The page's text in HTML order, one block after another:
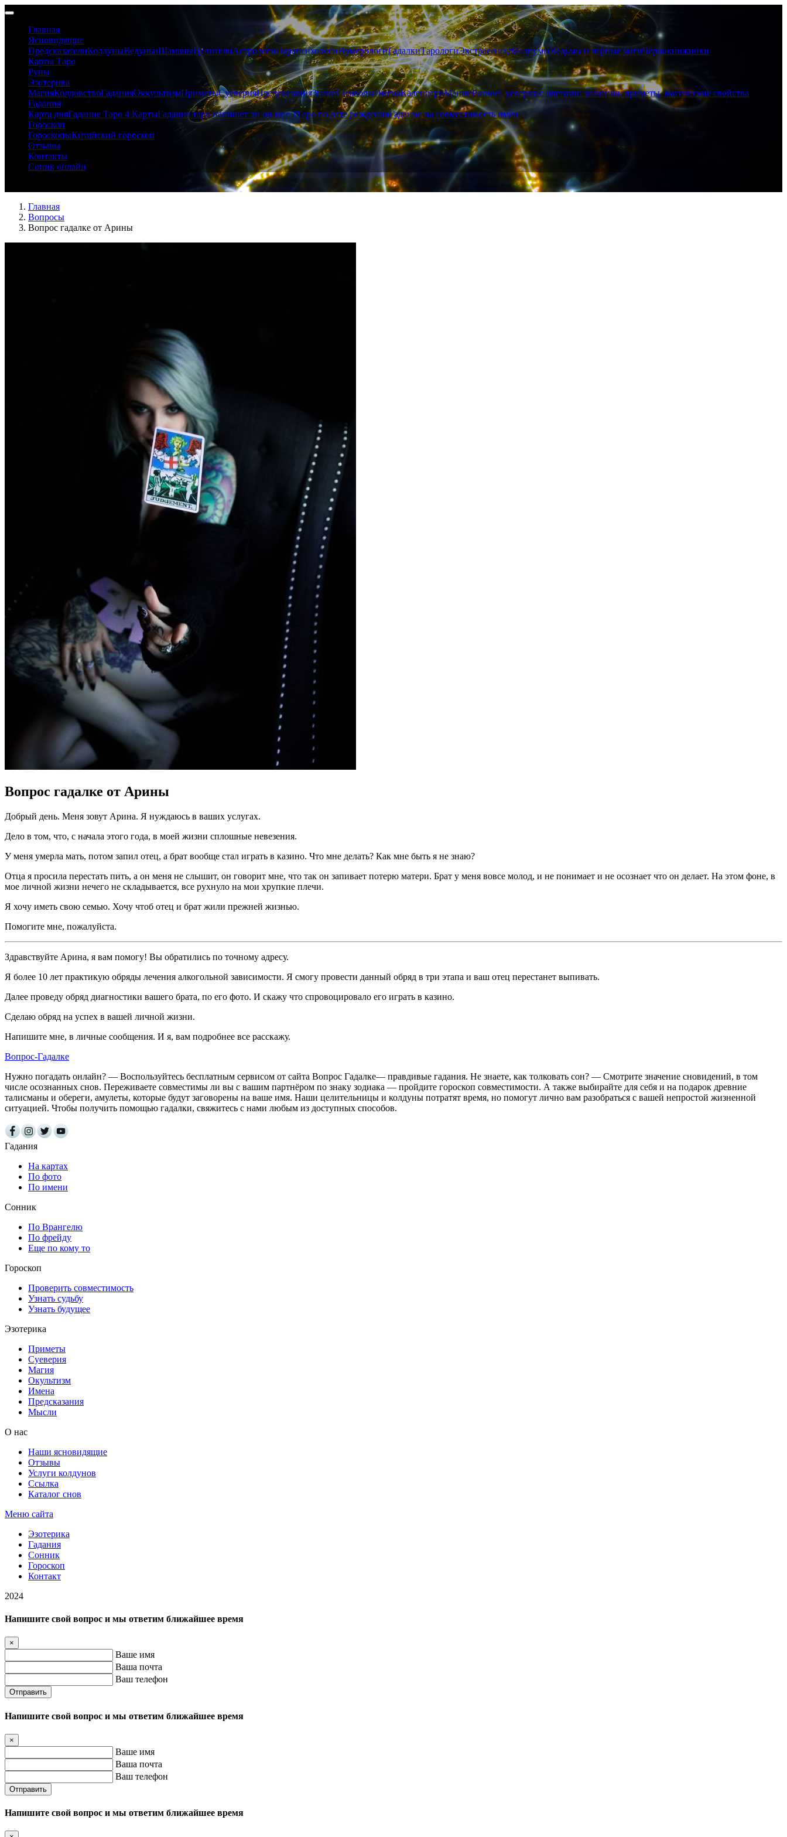
Главная
Ясновидящие
ПредсказателиКолдуныВедуньиШаманыЦелителиАстрологиПарапсихологиНумерологиГадалкиТарологиЭкстрасенсыМедиумыВедьмы и черные магиЧернокнижники
Карты Таро
Руны
Эзотерика
МагияКолдовствоГаданияОккультизмПриметыСуеверияПредсказанияЗнакиСимволыИменаКалендариМанииРазноеСуеверия с цветами: значения, приметы, магические свойства
Гадания
Карта дняГадание Таро 4 КартыГадание таро напишет ли он мне ?Таро по дате рожденияГадание на совместимость имён
Гороскоп
ГороскопыКитайский гороскоп
Отзывы
Контакты
Соник онлайн
Главная
Вопросы
Вопрос гадалке от Арины
Вопрос гадалке от Арины
Добрый день. Меня зовут Арина. Я нуждаюсь в ваших услугах.
Дело в том, что, с начала этого года, в моей жизни сплошные невезения.
У меня умерла мать, потом запил отец, а брат вообще стал играть в казино. Что мне делать? Как мне быть я не знаю?
Отца я просила перестать пить, а он меня не слышит, он говорит мне, что так он запивает потерю матери. Брат у меня вовсе молод, и не понимает и не осознает что он делает. На этом фоне, в
мое личной жизни нечего не складывается, все рухнуло на мои хрупкие плечи.
Я хочу иметь свою семью. Хочу чтоб отец и брат жили прежней жизнью.
Помогите мне, пожалуйста.
Здравствуйте Арина, я вам помогу! Вы обратились по точному адресу.
Я более 10 лет практикую обряды лечения алкогольной зависимости. Я смогу провести данный обряд в три этапа и ваш отец перестанет выпивать.
Далее проведу обряд диагностики вашего брата, по его фото. И скажу что спровоцировало его играть в казино.
Сделаю обряд на успех в вашей личной жизни.
Напишите мне, в личные сообщения. И я, вам подробнее все расскажу.
Вопрос-Гадалке
Нужно погадать онлайн? — Воспользуйтесь бесплатным сервисом от сайта Вопрос Гадалке— правдивые гадания. Не знаете, как толковать сон? — Смотрите значение сновидений, в том
числе осознанных снов. Переживаете совместимы ли вы с вашим партнёром по знаку зодиака — пройдите гороскоп совместимости. А также выбирайте для себя и на подарок древние
талисманы и обереги, амулеты, которые будут заговорены на ваше имя. Наши целительницы и колдуны потратят время, но помогут лично вам разобраться с вашей непростой жизненной
ситуацией. Чтобы получить помощью гадалки, свяжитесь с нами любым из доступных способов.
Гадания
На картах
По фото
По имени
Сонник
По Врангелю
По фрейду
Еще по кому то
Гороскоп
Проверить совместимость
Узнать судьбу
Узнать будущее
Эзотерика
Приметы
Суеверия
Магия
Окультизм
Имена
Предсказания
Мысли
О нас
Наши ясновидящие
Отзывы
Услуги колдунов
Ссылка
Каталог снов
Меню сайта
Эзотерика
Гадания
Сонник
Гороскоп
Контакт
2024
Напишите свой вопрос и мы ответим ближайшее время
×
Ваше имя
Ваша почта
Ваш телефон
Отправить
Напишите свой вопрос и мы ответим ближайшее время
×
Ваше имя
Ваша почта
Ваш телефон
Отправить
Напишите свой вопрос и мы ответим ближайшее время